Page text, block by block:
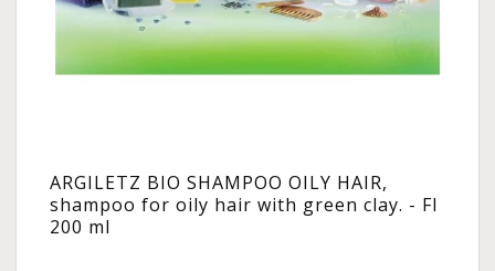
ARGILETZ BIO SHAMPOO OILY HAIR,
shampoo for oily hair with green clay. - Fl
200 ml